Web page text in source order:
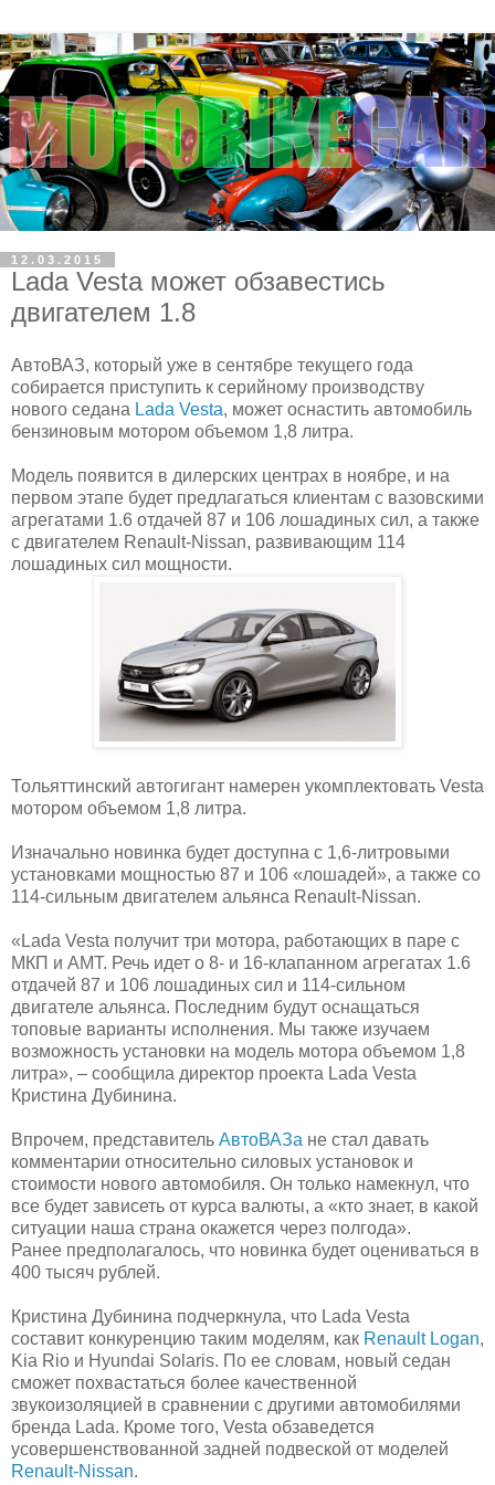
12.03.2015
Lada Vesta может обзавестись
двигателем 1.8
АвтоВАЗ, который уже в сентябре текущего года
собирается приступить к серийному производству
нового седана Lada Vesta, может оснастить автомобиль
бензиновым мотором объемом 1,8 литра.
Модель появится в дилерских центрах в ноябре, и на
первом этапе будет предлагаться клиентам с вазовскими
агрегатами 1.6 отдачей 87 и 106 лошадиных сил, а также
с двигателем Renault-Nissan, развивающим 114
лошадиных сил мощности.
Тольяттинский автогигант намерен укомплектовать Vesta
мотором объемом 1,8 литра.
Изначально новинка будет доступна с 1,6-литровыми
установками мощностью 87 и 106 «лошадей», а также со
114-сильным двигателем альянса Renault-Nissan.
«Lada Vesta получит три мотора, работающих в паре с
МКП и АМТ. Речь идет о 8- и 16-клапанном агрегатах 1.6
отдачей 87 и 106 лошадиных сил и 114-сильном
двигателе альянса. Последним будут оснащаться
топовые варианты исполнения. Мы также изучаем
возможность установки на модель мотора объемом 1,8
литра», – сообщила директор проекта Lada Vesta
Кристина Дубинина.
Впрочем, представитель АвтоВАЗа не стал давать
комментарии относительно силовых установок и
стоимости нового автомобиля. Он только намекнул, что
все будет зависеть от курса валюты, а «кто знает, в какой
ситуации наша страна окажется через полгода».
Ранее предполагалось, что новинка будет оцениваться в
400 тысяч рублей.
Кристина Дубинина подчеркнула, что Lada Vesta
составит конкуренцию таким моделям, как Renault Logan,
Kia Rio и Hyundai Solaris. По ее словам, новый седан
сможет похвастаться более качественной
звукоизоляцией в сравнении с другими автомобилями
бренда Lada. Кроме того, Vesta обзаведется
усовершенствованной задней подвеской от моделей
Renault-Nissan.